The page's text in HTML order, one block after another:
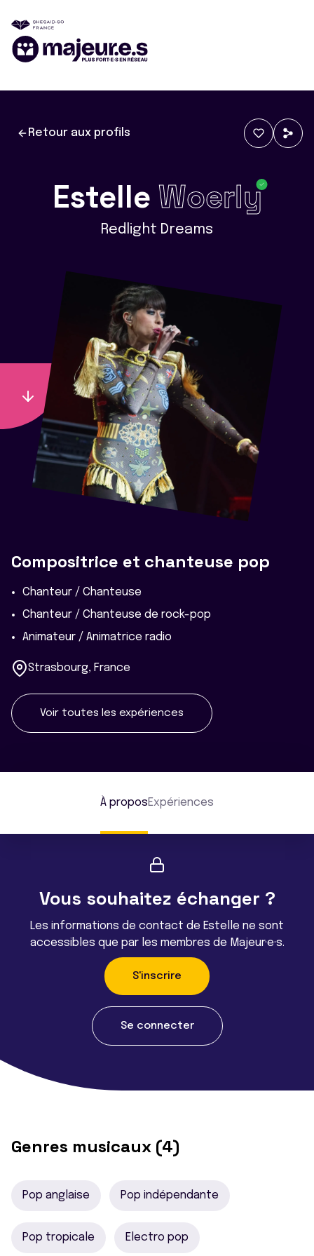
Retour aux profils
Estelle Woerly
Redlight Dreams
Compositrice et chanteuse pop
Chanteur / Chanteuse
Chanteur / Chanteuse de rock-pop
Animateur / Animatrice radio
Strasbourg, France
Voir toutes les expériences
À proposExpériences
Vous souhaitez échanger ?
Les informations de contact de Estelle ne sont
accessibles que par les membres de Majeur·e·s.
S'inscrire
Se connecter
Genres musicaux (4)
Pop anglaise Pop indépendante
Pop tropicale Electro pop